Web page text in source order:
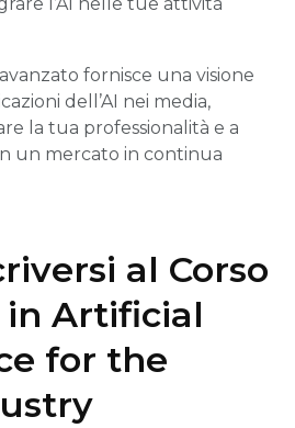
fornisce una visione
dell’AI nei media,
la tua professionalità e a
un mercato in continua
al Corso
in Artificial
for the